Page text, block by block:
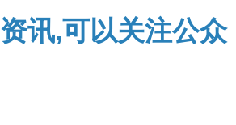
资讯,可以关注公众